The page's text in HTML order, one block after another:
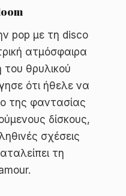
pop με τη disco
ατμόσφαιρα
θρυλικού
ότι ήθελε να
της φαντασίας
δίσκους,
σχέσεις
τη